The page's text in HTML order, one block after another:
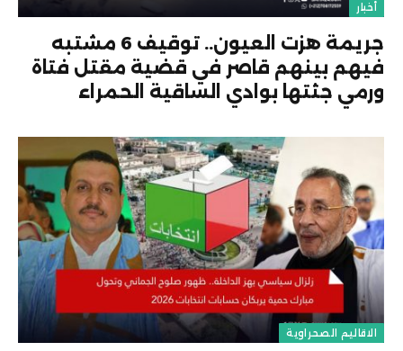
أخبار
جريمة هزت العيون.. توقيف 6 مشتبه
فيهم بينهم قاصر في قضية مقتل فتاة
ورمي جثتها بوادي الساقية الحمراء
الاقاليم الصحراوية